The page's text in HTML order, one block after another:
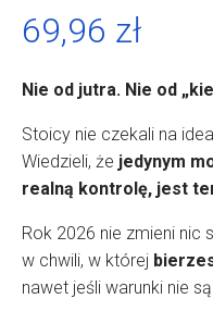
69,96 zł
Nie od jutra. Nie od
Stoicy nie czekali na
Wiedzieli, że jedynym
realną kontrolę, jest
Rok 2026 nie zmieni nic
w chwili, w której
nawet jeśli warunki nie